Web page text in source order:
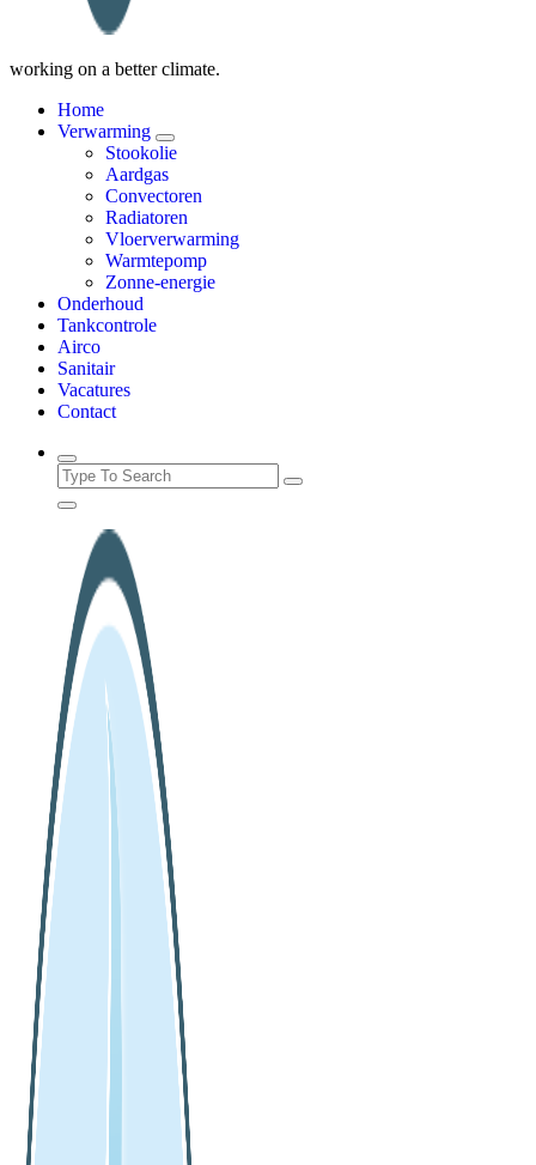
working on a better climate.
Home
Verwarming
Stookolie
Aardgas
Convectoren
Radiatoren
Vloerverwarming
Warmtepomp
Zonne-energie
Onderhoud
Tankcontrole
Airco
Sanitair
Vacatures
Contact